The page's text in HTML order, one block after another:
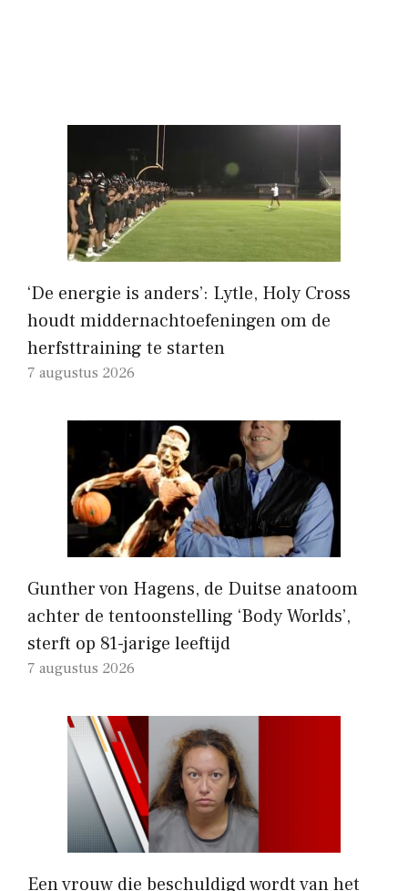
‘De energie is anders’: Lytle, Holy Cross
houdt middernachtoefeningen om de
herfsttraining te starten
7 augustus 2026
Gunther von Hagens, de Duitse anatoom
achter de tentoonstelling ‘Body Worlds’,
sterft op 81-jarige leeftijd
7 augustus 2026
Een vrouw die beschuldigd wordt van het